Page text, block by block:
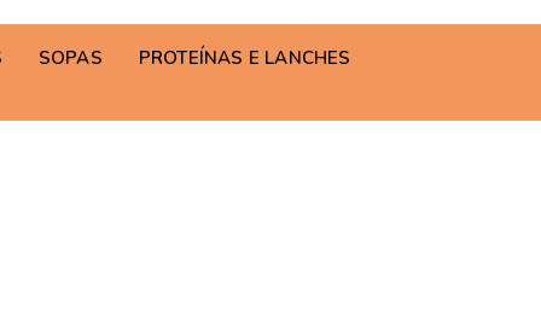
SOPAS PROTEÍNAS E LANCHES